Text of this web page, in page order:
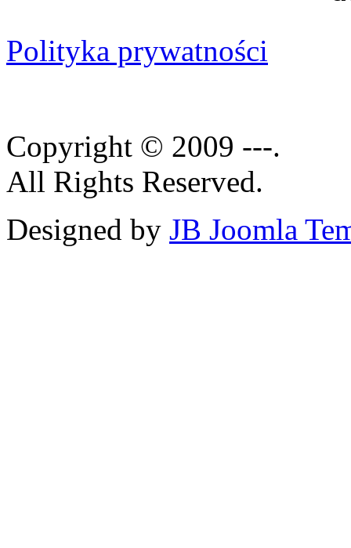
Polityka prywatności
Copyright © 2009 ---.
All Rights Reserved.
Designed by JB Joomla